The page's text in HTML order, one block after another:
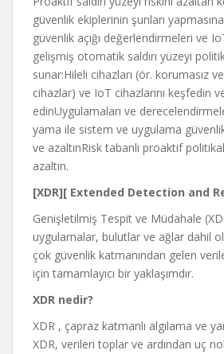
güvenlik ekiplerinin şunları
güvenlik açığı değerlendirmeleri ve
gelişmiş otomatik saldırı yüzeyi
sunar:Hileli cihazları (ör. korumasız
cihazlar) ve IoT cihazlarını keşfedin
edinUygulamaları ve
yama ile sistem ve uygulama güvenlik
ve azaltınRisk tabanlı proaktif
azaltın.
[XDR][ Extended Detection and
Genişletilmiş Tespit ve Müdahale
uygulamalar, bulutlar ve ağlar dahil
çok güvenlik katmanından gelen
için tamamlayıcı bir yaklaşımdır.
XDR nedir?
XDR , çapraz katmanlı algılama ve
XDR, verileri toplar ve ardından uç